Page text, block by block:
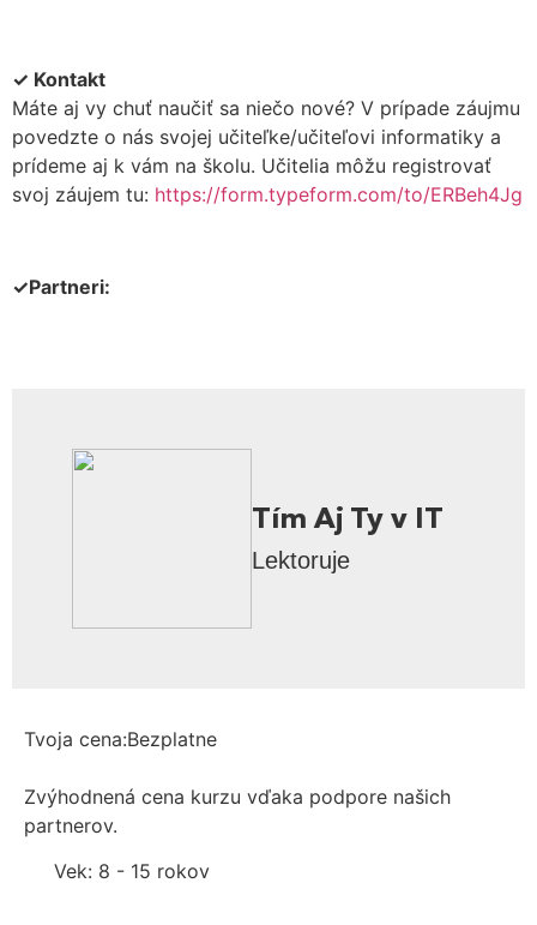
✓ Kontakt
Máte aj vy chuť naučiť sa niečo nové? V prípade záujmu
povedzte o nás svojej učiteľke/učiteľovi informatiky a
prídeme aj k vám na školu. Učitelia môžu registrovať
svoj záujem tu: https://form.typeform.com/to/ERBeh4Jg
✓Partneri:
Tím Aj Ty v IT
Lektoruje
Tvoja cena:Bezplatne
Zvýhodnená cena kurzu vďaka podpore našich
partnerov.
Vek: 8 - 15 rokov